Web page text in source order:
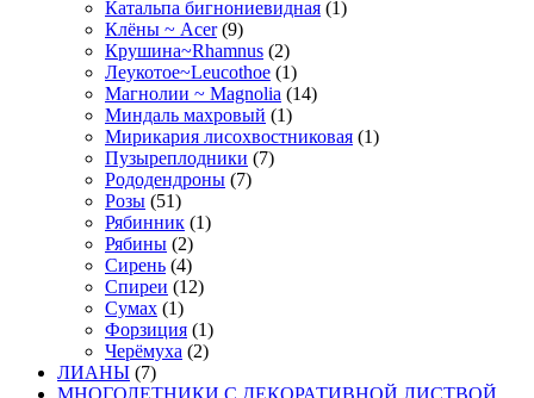
Катальпа бигнониевидная (1)
Клёны ~ Acer (9)
Крушина~Rhamnus (2)
Леукотое~Leucothoe (1)
Магнолии ~ Magnolia (14)
Миндаль махровый (1)
Мирикария лисохвостниковая (1)
Пузыреплодники (7)
Рододендроны (7)
Розы (51)
Рябинник (1)
Рябины (2)
Сирень (4)
Спиреи (12)
Сумах (1)
Форзиция (1)
Черёмуха (2)
ЛИАНЫ (7)
МНОГОЛЕТНИКИ С ДЕКОРАТИВНОЙ ЛИСТВОЙ